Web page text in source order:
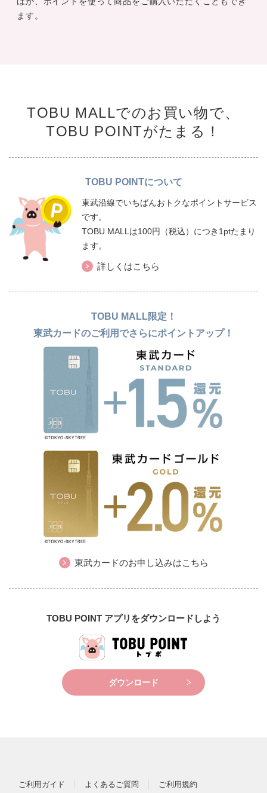
ます。
TOBU MALLでのお買い物で、
TOBU POINTがたまる！
TOBU POINTについて
東武沿線でいちばんおトクなポイントサービス
です。
TOBU MALLは100円（税込）につき1ptたまり
ます。
詳しくはこちら
TOBU MALL限定！
東武カードのご利用でさらにポイントアップ！
東武カードのお申し込みはこちら
TOBU POINT アプリをダウンロードしよう
ダウンロード
ご利用ガイド よくあるご質問 ご利用規約